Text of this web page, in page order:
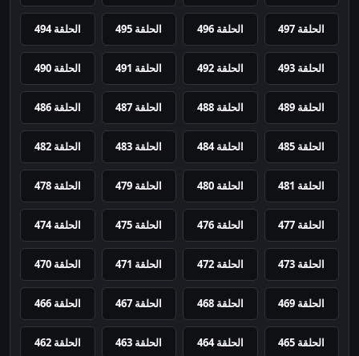
الحلقة 497 الحلقة 496 الحلقة 495 الحلقة 494
الحلقة 493 الحلقة 492 الحلقة 491 الحلقة 490
الحلقة 489 الحلقة 488 الحلقة 487 الحلقة 486
الحلقة 485 الحلقة 484 الحلقة 483 الحلقة 482
الحلقة 481 الحلقة 480 الحلقة 479 الحلقة 478
الحلقة 477 الحلقة 476 الحلقة 475 الحلقة 474
الحلقة 473 الحلقة 472 الحلقة 471 الحلقة 470
الحلقة 469 الحلقة 468 الحلقة 467 الحلقة 466
الحلقة 465 الحلقة 464 الحلقة 463 الحلقة 462